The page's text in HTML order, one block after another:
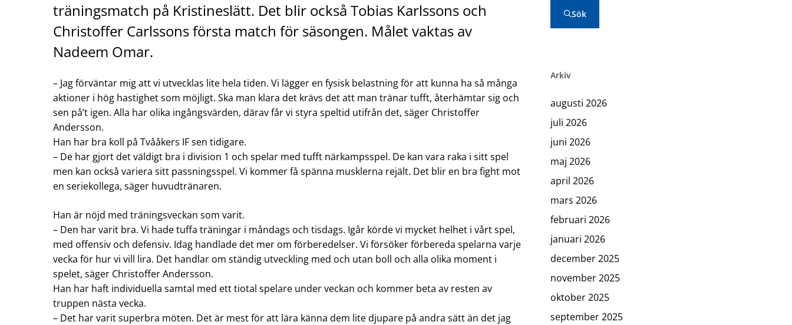
träningsmatch på Kristineslätt. Det blir också Tobias Karlssons och
Christoffer Carlssons första match för säsongen. Målet vaktas av
Nadeem Omar.
– Jag förväntar mig att vi utvecklas lite hela tiden. Vi lägger en fysisk belastning för att kunna ha så många
aktioner i hög hastighet som möjligt. Ska man klara det krävs det att man tränar tufft, återhämtar sig och
sen på’t igen. Alla har olika ingångsvärden, därav får vi styra speltid utifrån det, säger Christoffer
Andersson.
Han har bra koll på Tvååkers IF sen tidigare.
– De har gjort det väldigt bra i division 1 och spelar med tufft närkampsspel. De kan vara raka i sitt spel
men kan också variera sitt passningsspel. Vi kommer få spänna musklerna rejält. Det blir en bra fight mot
en seriekollega, säger huvudtränaren.
Han är nöjd med träningsveckan som varit.
– Den har varit bra. Vi hade tuffa träningar i måndags och tisdags. Igår körde vi mycket helhet i vårt spel,
med offensiv och defensiv. Idag handlade det mer om förberedelser. Vi försöker förbereda spelarna varje
vecka för hur vi vill lira. Det handlar om ständig utveckling med och utan boll och alla olika moment i
spelet, säger Christoffer Andersson.
Han har haft individuella samtal med ett tiotal spelare under veckan och kommer beta av resten av
truppen nästa vecka.
– Det har varit superbra möten. Det är mest för att lära känna dem lite djupare på andra sätt än det jag
Sök
Arkiv
augusti 2026
juli 2026
juni 2026
maj 2026
april 2026
mars 2026
februari 2026
januari 2026
december 2025
november 2025
oktober 2025
september 2025